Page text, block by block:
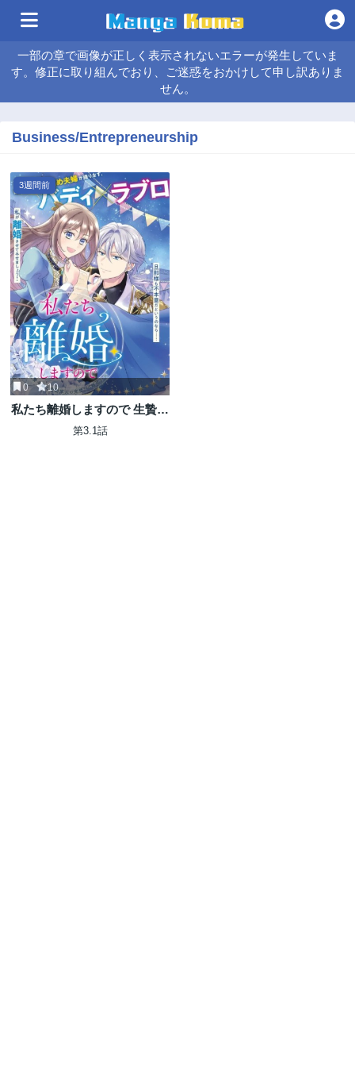
一部の章で画像が正しく表示されないエラーが発生していま
す。修正に取り組んでおり、ご迷惑をおかけして申し訳ありま
せん。
Business/Entrepreneurship
3週間前
0 10
私たち離婚しますので 生贄令
嬢と冷酷軍人の完璧なる離婚
第3.1話